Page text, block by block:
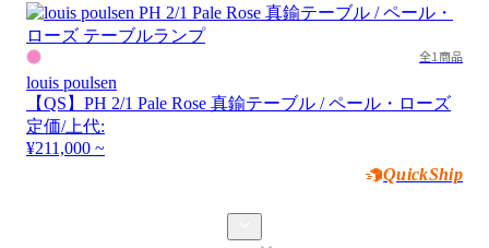
全1商品
louis poulsen
【QS】PH 2/1 Pale Rose 真鍮テーブル / ペール・ローズ
定価/上代:
¥211,000 ~
QuickShip